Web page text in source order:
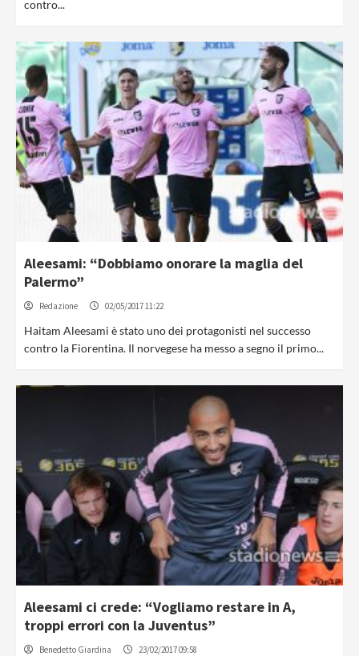
contro...
Aleesami: “Dobbiamo onorare la maglia del
Palermo”
Redazione 02/05/2017 11:22
Haitam Aleesami è stato uno dei protagonisti nel successo
contro la Fiorentina. Il norvegese ha messo a segno il primo...
Aleesami ci crede: “Vogliamo restare in A,
troppi errori con la Juventus”
Benedetto Giardina 23/02/2017 09:58